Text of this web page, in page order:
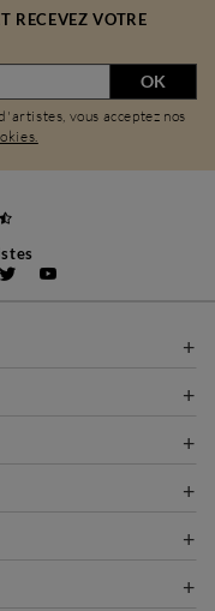
RECEVEZ VOTRE
OK
vous acceptez nos